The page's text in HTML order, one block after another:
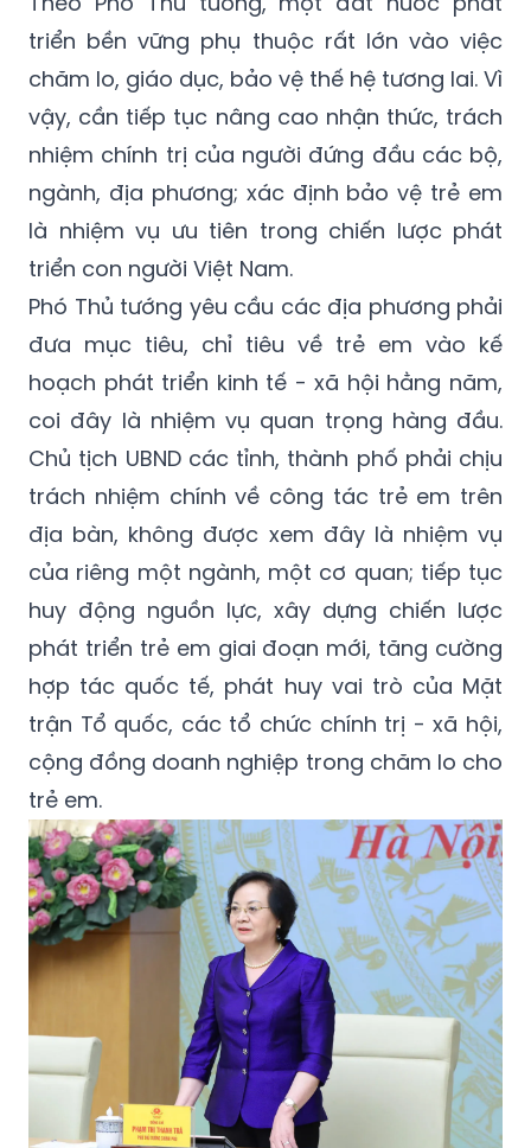
triển bền vững phụ thuộc rất lớn vào việc
chăm lo, giáo dục, bảo vệ thế hệ tương lai. Vì
vậy, cần tiếp tục nâng cao nhận thức, trách
nhiệm chính trị của người đứng đầu các bộ,
ngành, địa phương; xác định bảo vệ trẻ em
là nhiệm vụ ưu tiên trong chiến lược phát
triển con người Việt Nam.
Phó Thủ tướng yêu cầu các địa phương phải
đưa mục tiêu, chỉ tiêu về trẻ em vào kế
hoạch phát triển kinh tế - xã hội hằng năm,
coi đây là nhiệm vụ quan trọng hàng đầu.
Chủ tịch UBND các tỉnh, thành phố phải chịu
trách nhiệm chính về công tác trẻ em trên
địa bàn, không được xem đây là nhiệm vụ
của riêng một ngành, một cơ quan; tiếp tục
huy động nguồn lực, xây dựng chiến lược
phát triển trẻ em giai đoạn mới, tăng cường
hợp tác quốc tế, phát huy vai trò của Mặt
trận Tổ quốc, các tổ chức chính trị - xã hội,
cộng đồng doanh nghiệp trong chăm lo cho
trẻ em.